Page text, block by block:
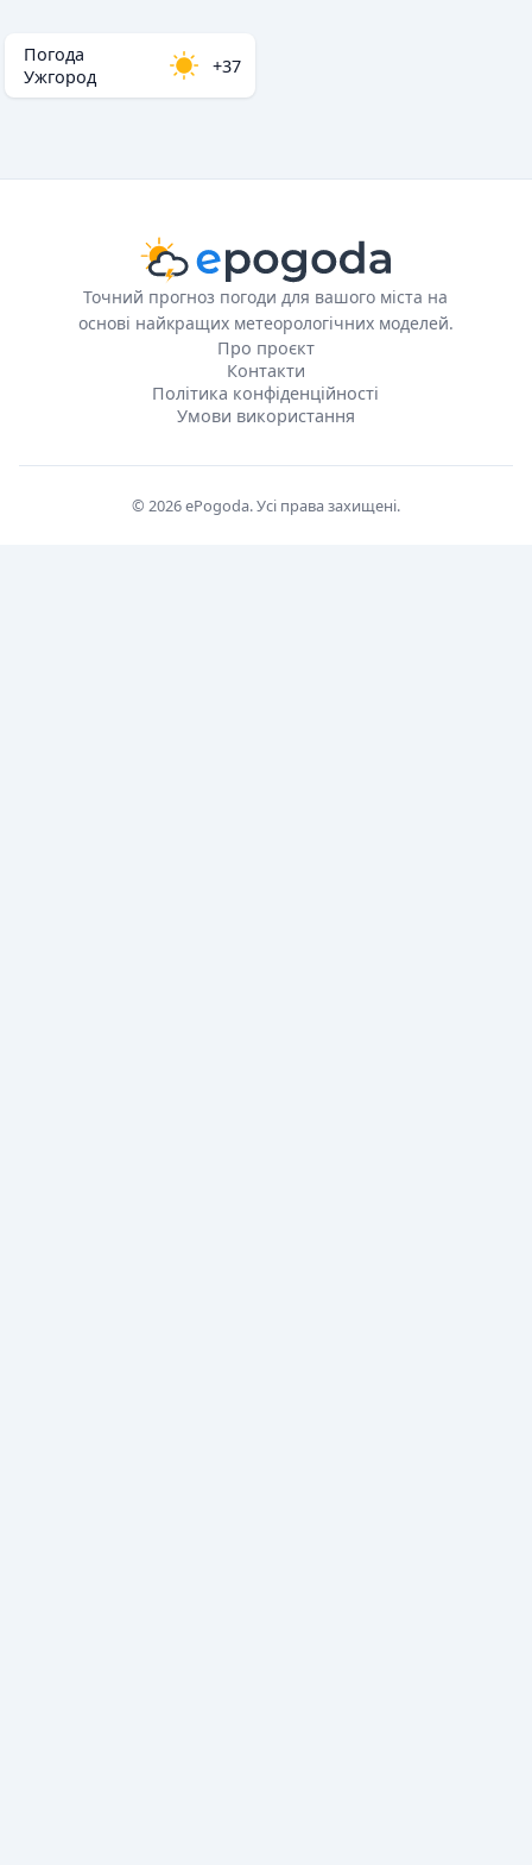
Погода
Ужгород
+37
Точний прогноз погоди для вашого міста на
основі найкращих метеорологічних моделей.
Про проєкт
Контакти
Політика конфіденційності
Умови використання
© 2026 ePogoda. Усі права захищені.